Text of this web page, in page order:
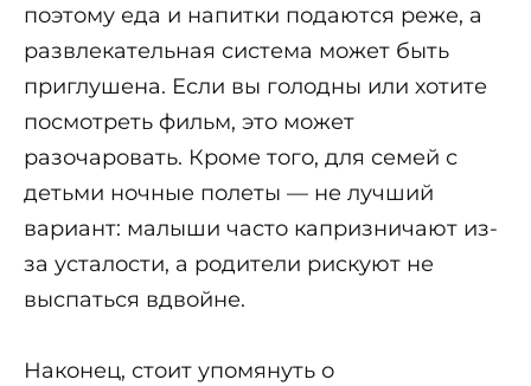
поэтому еда и напитки подаются реже, а
развлекательная система может быть
приглушена. Если вы голодны или хотите
посмотреть фильм, это может
разочаровать. Кроме того, для семей с
детьми ночные полеты — не лучший
вариант: малыши часто капризничают из-
за усталости, а родители рискуют не
выспаться вдвойне.
Наконец, стоит упомянуть о